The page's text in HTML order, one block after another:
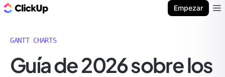
Empezar
GANTT CHARTS
Guía de 2026 sobre los